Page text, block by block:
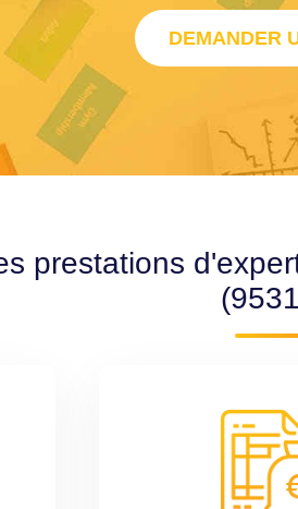
DEMANDER
prestations